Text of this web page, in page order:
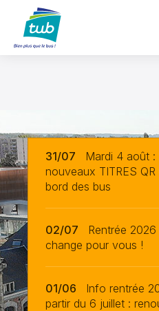
contenu
TUB
31/07
Mardi 4 août :
nouveaux TITRES QR
bord des bus
02/07
Rentrée
change pour vous !
01/06
Info rentrée
partir du 6 juillet :